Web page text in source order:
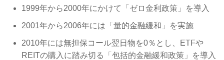
1999年から2000年にかけて「ゼロ金利政策」を導入
2001年から2006年には「量的金融緩和」を実施
2010年には無担保コール翌日物を0％とし、ETFや
REITの購入に踏み切る「包括的金融緩和政策」を導入